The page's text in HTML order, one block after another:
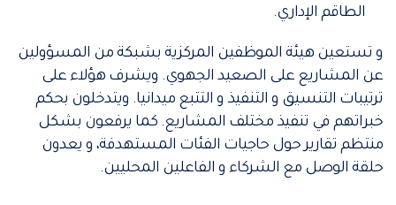
الطاقم الإداري.
و تستعين هيئة الموظفين المركزية بشبكة من المسؤولين
عن المشاريع على الصعيد الجهوي. ويشرف هؤلاء على
ترتيبات التنسيق و التنفيذ و التتبع ميدانيا. ويتدخلون بحكم
خبراتهم في تنفيذ مختلف المشاريع. كما يرفعون بشكل
منتظم تقارير حول حاجيات الفئات المستهدفة، و يعدون
حلقة الوصل مع الشركاء و الفاعلين المحليين.